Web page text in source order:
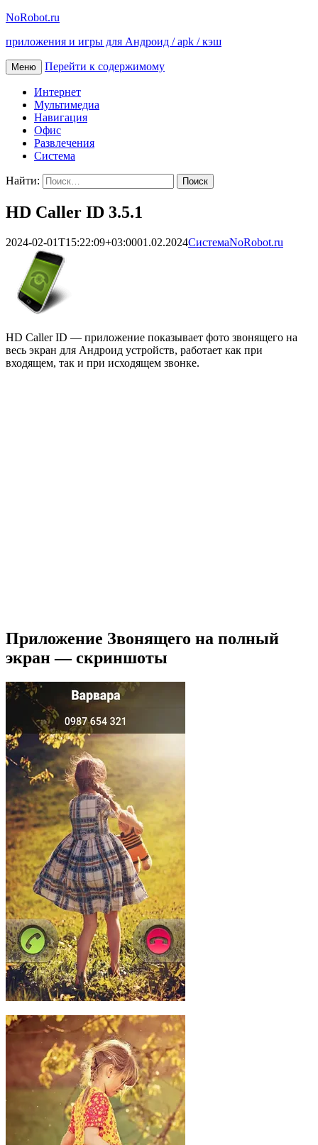
NoRobot.ru
приложения и игры для Андроид / apk / кэш
Меню Перейти к содержимому
Интернет
Мультимедиа
Навигация
Офис
Развлечения
Система
Найти:
HD Caller ID 3.5.1
2024-02-01T15:22:09+03:0001.02.2024СистемаNoRobot.ru
HD Caller ID — приложение показывает фото звонящего на
весь экран для Андроид устройств, работает как при
входящем, так и при исходящем звонке.
Приложение Звонящего на полный
экран — скриншоты